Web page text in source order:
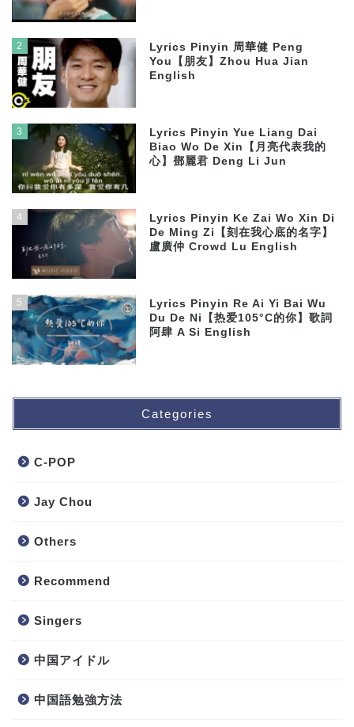
2
Lyrics Pinyin 周華健 Peng
You【朋友】Zhou Hua Jian
English
3
Lyrics Pinyin Yue Liang Dai
Biao Wo De Xin【月亮代表我的
心】鄧麗君 Deng Li Jun
4
Lyrics Pinyin Ke Zai Wo Xin Di
De Ming Zi【刻在我心底的名字】
盧廣仲 Crowd Lu English
5
Lyrics Pinyin Re Ai Yi Bai Wu
Du De Ni【热爱105°C的你】歌詞
阿肆 A Si English
Categories
C-POP
Jay Chou
Others
Recommend
Singers
中国アイドル
中国語勉強方法